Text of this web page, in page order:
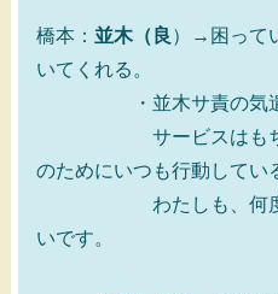
橋本： 並木（良 ）→困って
いてくれる。
・並木サ責の気遣い
サービスはもちろ
のためにいつも行動してい
わたしも、何度も
いです。